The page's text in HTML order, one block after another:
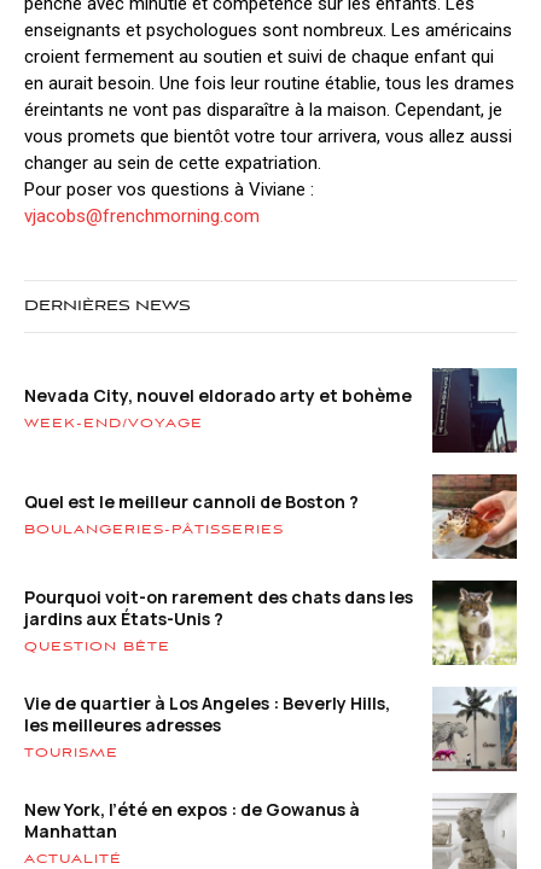
enseignants et psychologues sont nombreux. Les américains
croient fermement au soutien et suivi de chaque enfant qui
en aurait besoin. Une fois leur routine établie, tous les drames
éreintants ne vont pas disparaître à la maison. Cependant, je
vous promets que bientôt votre tour arrivera, vous allez aussi
changer au sein de cette expatriation.
Pour poser vos questions à Viviane :
vjacobs@frenchmorning.com
DERNIÈRES NEWS
Nevada City, nouvel eldorado arty et bohème
WEEK-END/VOYAGE
Quel est le meilleur cannoli de Boston ?
BOULANGERIES-PÂTISSERIES
Pourquoi voit-on rarement des chats dans les
jardins aux États-Unis ?
QUESTION BÊTE
Vie de quartier à Los Angeles : Beverly Hills,
les meilleures adresses
TOURISME
New York, l’été en expos : de Gowanus à
Manhattan
ACTUALITÉ